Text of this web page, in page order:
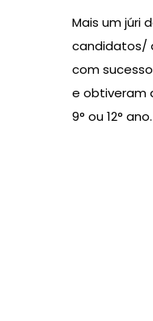
Mais um júri
candidatos/
com
e obtiveram
9° ou 12°